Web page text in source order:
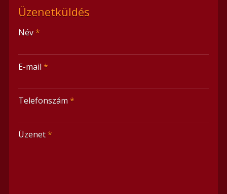
Üzenetküldés
-
Név*
E-mail *
Telefonszám *
Üzenet*